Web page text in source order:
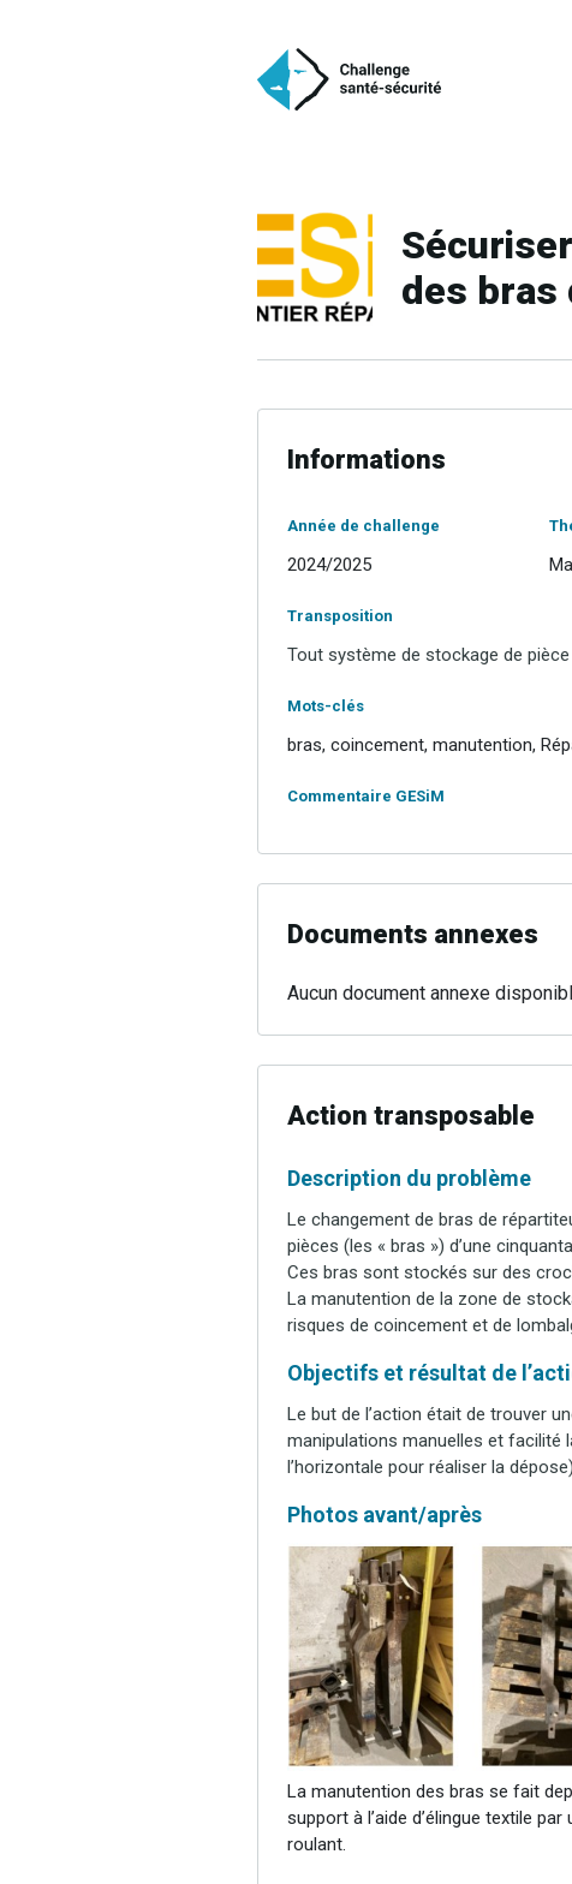
des bras
Informations
Année de challenge
2024/2025
Transposition
Tout système de stockage de
Mots-clés
bras, coincement, manutention,
Commentaire GESiM
Documents annexes
Aucun document annexe
Action transposable
Description du problème
Le changement de bras de
pièces (les « bras ») d’une
Ces bras sont stockés sur des
La manutention de la zone de
risques de coincement et de
Objectifs et résultat de
Le but de l’action était de trouver
manipulations manuelles et facilité
l’horizontale pour réaliser la
Photos avant/après
La manutention des bras se fait
support à l’aide d’élingue textile par
roulant.